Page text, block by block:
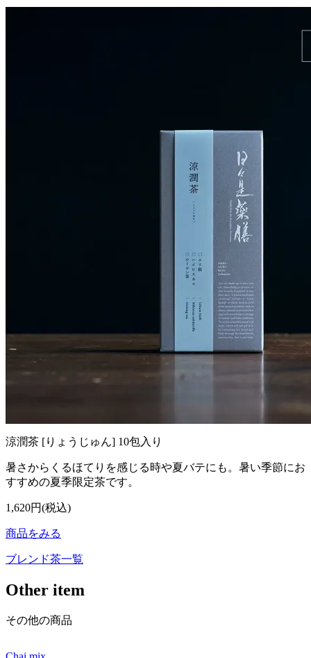
涼潤茶 [りょうじゅん] 10包入り
暑さからくるほてりを感じる時や夏バテにも。暑い季節にお
すすめの夏季限定茶です。
1,620円(税込)
商品をみる
ブレンド茶一覧
Other item
その他の商品